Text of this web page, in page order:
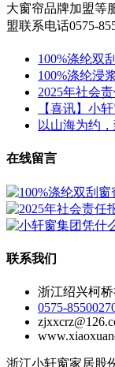
大窗帘品牌加盟等
盟联系电话0575-
100%涤纶双
100%涤纶浸
2025年社会
【喜讯】小
以山海为约
在线留言
联系我们
浙江绍兴柯
0575-
浙江小轩窗家居股